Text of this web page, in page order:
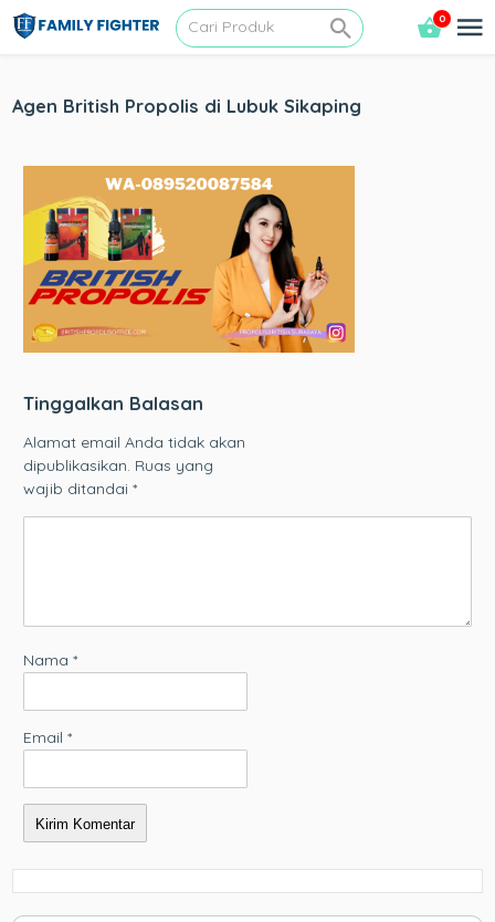
0
Agen British Propolis di Lubuk Sikaping
Tinggalkan Balasan
Alamat email Anda tidak akan
dipublikasikan. Ruas yang
wajib ditandai*
Nama*
Email*